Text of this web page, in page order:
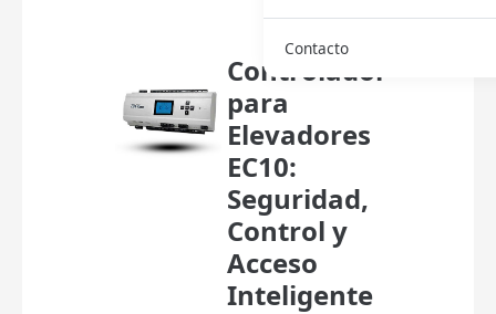
Ficha
Controlador
para
Elevadores
EC10:
Seguridad,
Control y
Acceso
Inteligente
Contacto